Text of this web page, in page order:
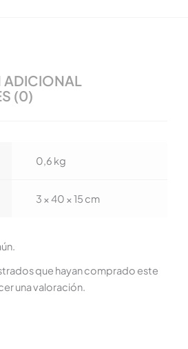
(0)
0,6 kg
3 × 40 × 15 cm
que hayan comprado este
una valoración.